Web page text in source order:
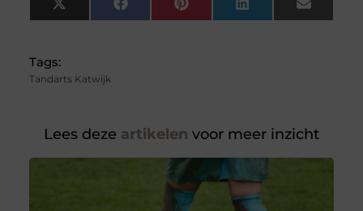
X
(Twitter)
FacebookPinterest LinkedIn Email
Tags:
Tandarts Katwijk
Lees deze artikelen voor meer inzicht